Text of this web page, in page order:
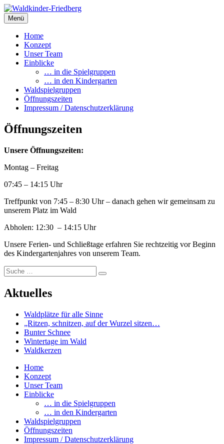
Zum
Inhalt
springen
Waldkinder-Friedberg
Internetpräsenz des Waldkindergartens Friedberg
Menü
Home
Konzept
Unser Team
Einblicke
… in die Spielgruppen
… in den Kindergarten
Waldspielgruppen
Öffnungszeiten
Impressum / Datenschutzerklärung
Öffnungszeiten
Unsere Öffnungszeiten:
Montag – Freitag
07:45 – 14:15 Uhr
Treffpunkt von 7:45 – 8:30 Uhr – danach gehen wir gemeinsam zu
unserem Platz im Wald
Abholen: 12:30 – 14:15 Uhr
Unsere Ferien- und Schließtage erfahren Sie rechtzeitig vor Beginn
des Kindergartenjahres von unserem Team.
Suche
nach:
Suchen
Aktuelles
Waldplätze für alle Sinne
„Ritzen, schnitzen, auf der Wurzel sitzen…
Bunter Schnee
Wintertage im Wald
Waldkerzen
Home
Konzept
Unser Team
Einblicke
… in die Spielgruppen
… in den Kindergarten
Waldspielgruppen
Öffnungszeiten
Impressum / Datenschutzerklärung